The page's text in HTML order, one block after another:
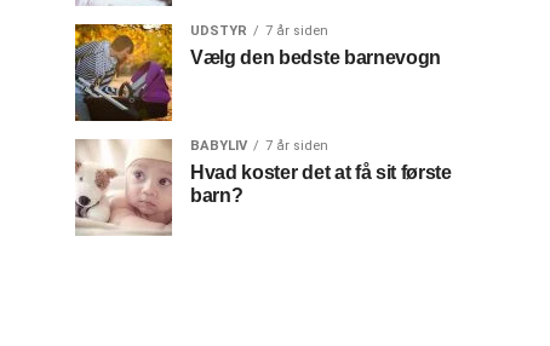
UDSTYR 7 år siden
Vælg den bedste barnevogn
BABYLIV 7 år siden
Hvad koster det at få sit første
barn?